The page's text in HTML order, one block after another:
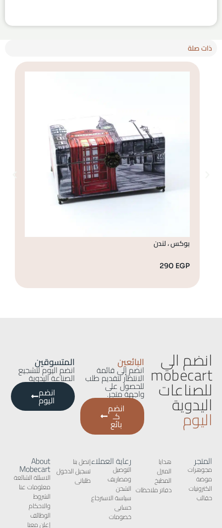
ذات صلة
بوكس ، لندن
290 EGP
انضم الي
mobecart
للصناعات
اليدوية
اليوم
البائعين
انضم إلى قائمة
الانتظار لتقديم طلب
للحصول على
واجهة متجر.
انضم
كـ
بائع
المتسوقين
انضم اليوم لتشجيع
الصناعة اليدوية
انضم
اليوم
المتجر
مجوهرات
موضة
الكترونيات
حقائب
هدايا
المنزل
المطبخ
دفاتر ملاحظات
رعاية العملاء
التوصيل
ومصاريف
الشحن
سياسة الاسترجاع
حسابى
خصومات
إتصل بنا
تسجيل الدخول
طلباتى
About
Mobecart
الاسئلة الشائعة
معلومات عنا
الشروط
والاحكام
الوظائف
إعلن معنا